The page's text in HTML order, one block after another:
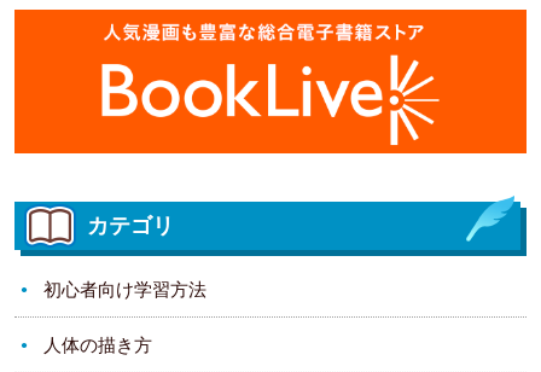
カテゴリ
初心者向け学習方法
人体の描き方